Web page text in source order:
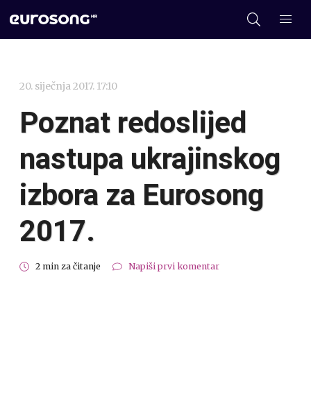
20. siječnja 2017. 17:10
Poznat redoslijed
nastupa ukrajinskog
izbora za Eurosong
2017.
2 min za čitanje Napiši prvi komentar